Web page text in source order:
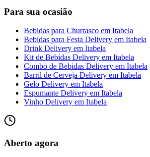
Para sua ocasião
Bebidas para Churrasco em Itabela
Bebidas para Festa Delivery em Itabela
Drink Delivery em Itabela
Kit de Bebidas Delivery em Itabela
Combo de Bebidas Delivery em Itabela
Barril de Cerveja Delivery em Itabela
Gelo Delivery em Itabela
Espumante Delivery em Itabela
Vinho Delivery em Itabela
Aberto agora